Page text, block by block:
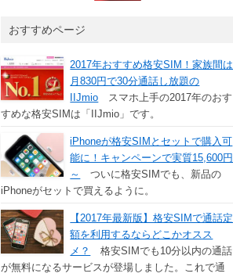
おすすめページ
2017年おすすめ格安SIM！家族間は
月830円で30分通話し放題の
IIJmio スマホ上手の2017年のおす
すめな格安SIMは「IIJmio」です。
iPhoneが格安SIMとセットで購入可
能に！キャンペーンで実質15,600円
～
ついに格安SIMでも、新品の
iPhoneがセットで買えるように。
【2017年最新版】格安SIMで通話定
額を利用するならどこかオスス
メ？
格安SIMでも10分以内の通話
が無料になるサービスが登場しました。これで通